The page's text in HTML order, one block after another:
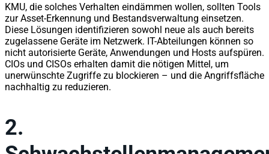
KMU, die solches Verhalten eindämmen wollen, sollten Tools
zur Asset-Erkennung und Bestandsverwaltung einsetzen.
Diese Lösungen identifizieren sowohl neue als auch bereits
zugelassene Geräte im Netzwerk. IT-Abteilungen können so
nicht autorisierte Geräte, Anwendungen und Hosts aufspüren.
CIOs und CISOs erhalten damit die nötigen Mittel, um
unerwünschte Zugriffe zu blockieren – und die Angriffsfläche
nachhaltig zu reduzieren.
2.